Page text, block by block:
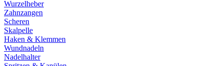
Wurzelheber
Zahnzangen
Scheren
Skalpelle
Haken & Klemmen
Wundnadeln
Nadelhalter